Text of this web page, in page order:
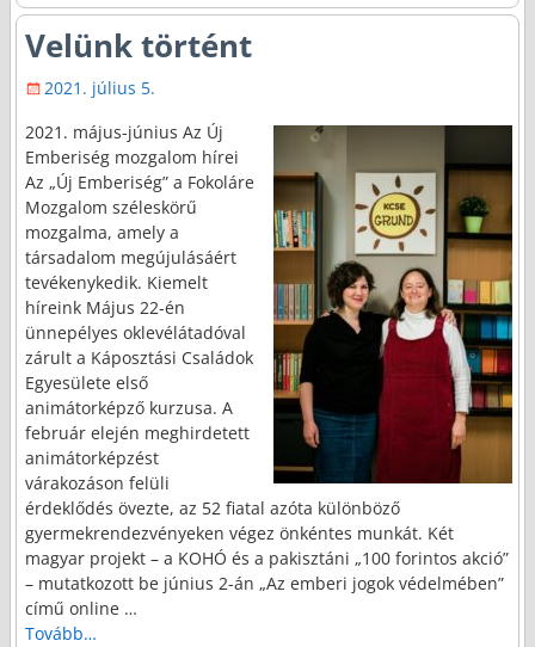
Velünk történt
2021. július 5.
2021. május-június Az Új
Emberiség mozgalom hírei
Az „Új Emberiség” a Fokoláre
Mozgalom széleskörű
mozgalma, amely a
társadalom megújulásáért
tevékenykedik. Kiemelt
híreink Május 22-én
ünnepélyes oklevélátadóval
zárult a Káposztási Családok
Egyesülete első
animátorképző kurzusa. A
február elején meghirdetett
animátorképzést
várakozáson felüli
érdeklődés övezte, az 52 fiatal azóta különböző
gyermekrendezvényeken végez önkéntes munkát. Két
magyar projekt – a KOHÓ és a pakisztáni „100 forintos akció”
– mutatkozott be június 2-án „Az emberi jogok védelmében”
című online …
Tovább…